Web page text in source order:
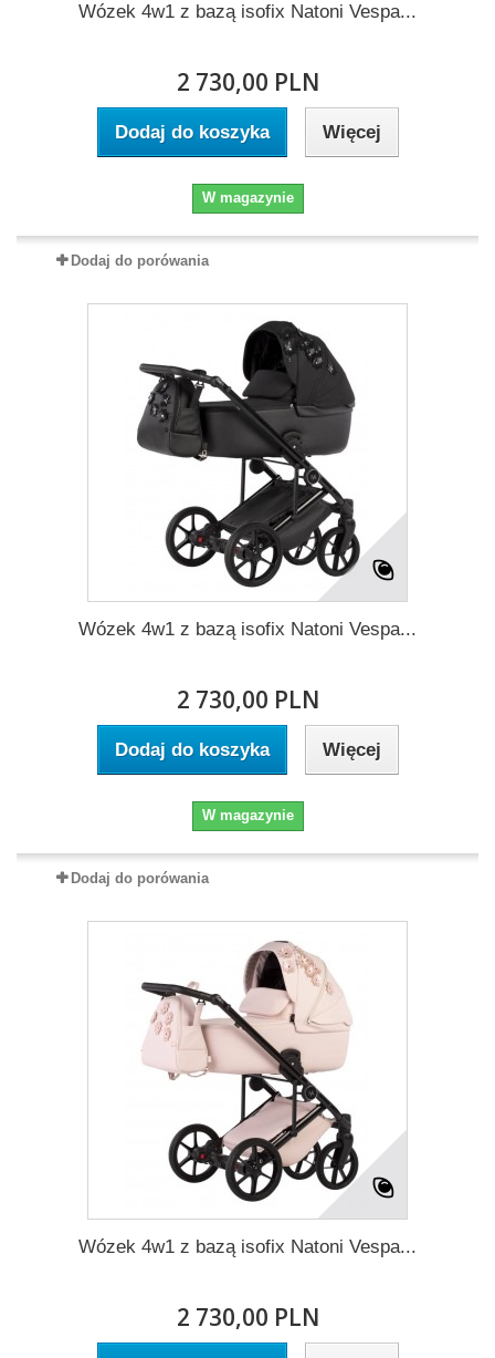
Wózek 4w1 z bazą isofix Natoni Vespa...
2 730,00 PLN
Dodaj do koszyka Więcej
W magazynie
Dodaj do porówania
Wózek 4w1 z bazą isofix Natoni Vespa...
2 730,00 PLN
Dodaj do koszyka Więcej
W magazynie
Dodaj do porówania
Wózek 4w1 z bazą isofix Natoni Vespa...
2 730,00 PLN